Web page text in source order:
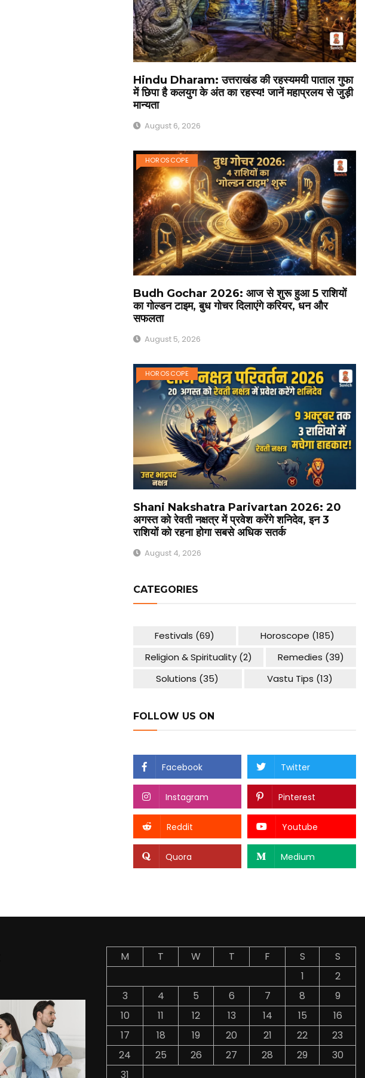
Hindu Dharam: उत्तराखंड की रहस्यमयी पाताल गुफा
में छिपा है कलयुग के अंत का रहस्य! जानें महाप्रलय से जुड़ी
मान्यता
August 6, 2026
HOROSCOPE
Budh Gochar 2026: आज से शुरू हुआ 5 राशियों
का गोल्डन टाइम, बुध गोचर दिलाएंगे करियर, धन और
सफलता
August 5, 2026
HOROSCOPE
Shani Nakshatra Parivartan 2026: 20
अगस्त को रेवती नक्षत्र में प्रवेश करेंगे शनिदेव, इन 3
राशियों को रहना होगा सबसे अधिक सतर्क
August 4, 2026
CATEGORIES
Festivals (69) Horoscope (185)
Religion & Spirituality(2) Remedies (39)
Solutions (35) Vastu Tips (13)
FOLLOW US ON
Facebook Twitter
Instagram Pinterest
Reddit Youtube
Quora Medium
M T W T F S
S
1
2
3
4 5 6 7 8
9
10
11 12 13 14 15
16
17
18 19 20 21 22
23
24
25 26 27 28 29
30
31